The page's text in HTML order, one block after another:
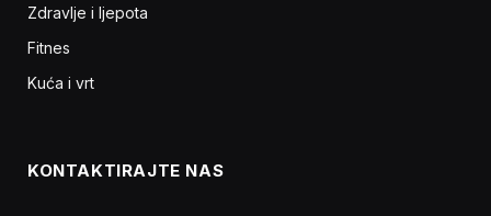
Zdravlje i ljepota
Fitnes
Kuća i vrt
KONTAKTIRAJTE NAS